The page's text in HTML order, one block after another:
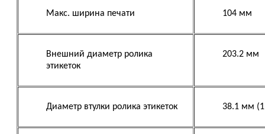
Макс. ширина печати 104 мм
Внешний диаметр ролика
этикеток
203.2 мм
Диаметр втулки ролика этикеток 38.1 мм